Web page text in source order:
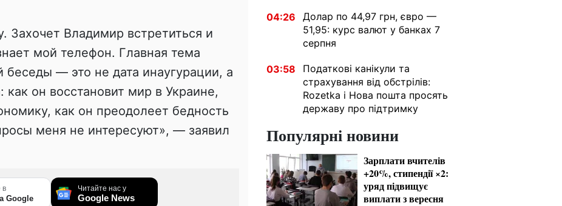
Захочет Владимир встретиться и
мой телефон. Главная тема
— это не дата инаугурации, а
он восстановит мир в Украине,
как он преодолеет бедность
меня не интересуют», — заявил
в
Google
Читайте нас у
Google News
04:26
Долар по 44,97 грн, євро —
51,95: курс валют у банках 7
серпня
03:58
Податкові канікули та
страхування від обстрілів:
Rozetka і Нова пошта просять
державу про підтримку
Популярні новини
Зарплати вчителів
+20%, стипендії ×2:
уряд підвищує
виплати з вересня